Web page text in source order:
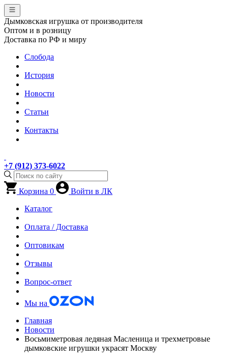
Дымковская игрушка от производителя
Оптом и в розницу
Доставка по РФ и миру
Слобода
История
Новости
Статьи
Контакты
+7 (912) 373-6022
Корзина 0
Войти в ЛК
Каталог
Оплата / Доставка
Оптовикам
Отзывы
Вопрос-ответ
Мы на
Главная
Новости
Восьмиметровая ледяная Масленица и трехметровые
дымковские игрушки украсят Москву